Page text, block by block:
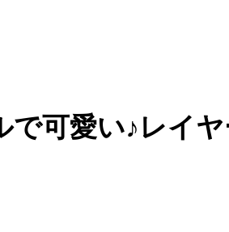
で可愛い♪レイ